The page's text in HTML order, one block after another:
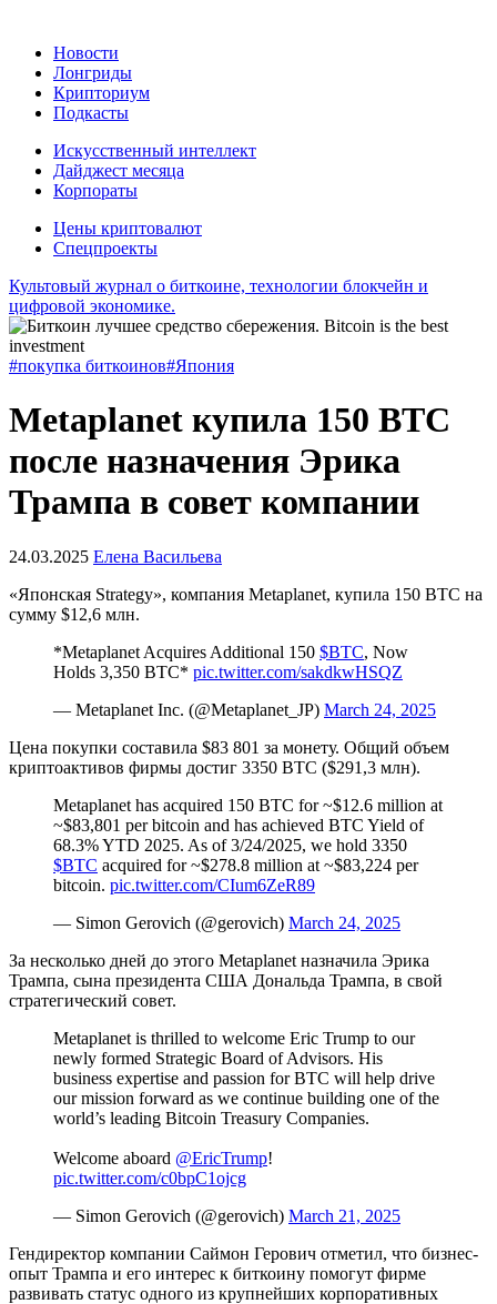
Новости
Лонгриды
Крипториум
Подкасты
Искусственный интеллект
Дайджест месяца
Корпораты
Цены криптовалют
Спецпроекты
Культовый журнал о биткоине, технологии блокчейн и
цифровой экономике.
#покупка биткоинов#Япония
Metaplanet купила 150 BTC
после назначения Эрика
Трампа в совет компании
24.03.2025 Елена Васильева
«Японская Strategy», компания Metaplanet, купила 150 BTC на
сумму $12,6 млн.
*Metaplanet Acquires Additional 150 $BTC, Now
Holds 3,350 BTC* pic.twitter.com/sakdkwHSQZ
— Metaplanet Inc. (@Metaplanet_JP) March 24, 2025
Цена покупки составила $83 801 за монету. Общий объем
криптоактивов фирмы достиг 3350 BTC ($291,3 млн).
Metaplanet has acquired 150 BTC for ~$12.6 million at
~$83,801 per bitcoin and has achieved BTC Yield of
68.3% YTD 2025. As of 3/24/2025, we hold 3350
$BTC acquired for ~$278.8 million at ~$83,224 per
bitcoin. pic.twitter.com/CIum6ZeR89
— Simon Gerovich (@gerovich) March 24, 2025
За несколько дней до этого Metaplanet назначила Эрика
Трампа, сына президента США Дональда Трампа, в свой
стратегический совет.
Metaplanet is thrilled to welcome Eric Trump to our
newly formed Strategic Board of Advisors. His
business expertise and passion for BTC will help drive
our mission forward as we continue building one of the
world’s leading Bitcoin Treasury Companies.
Welcome aboard @EricTrump!
pic.twitter.com/c0bpC1ojcg
— Simon Gerovich (@gerovich) March 21, 2025
Гендиректор компании Саймон Герович отметил, что бизнес-
опыт Трампа и его интерес к биткоину помогут фирме
развивать статус одного из крупнейших корпоративных